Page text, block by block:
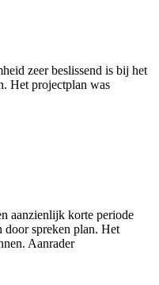
zeer beslissend is bij het
Het projectplan was
aanzienlijk korte periode
door spreken plan. Het
Aanrader